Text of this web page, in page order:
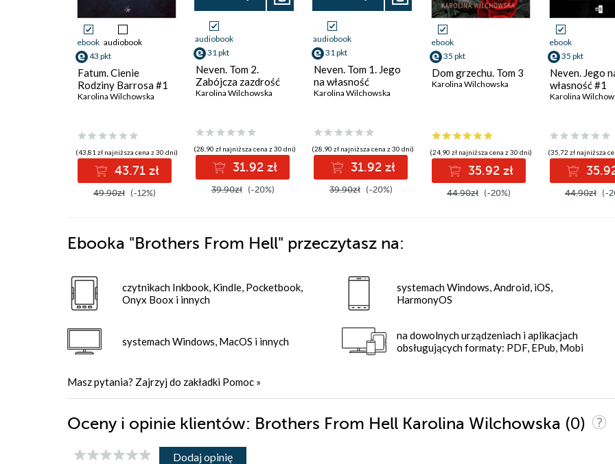
ebook audiobook
43 pkt
Fatum. Cienie
Rodziny Barrosa #1
Karolina Wilchowska
(43,81 zł najniższa cena z 30 dni)
43.71 zł
49.90zł (-12%)
audiobook
31 pkt
Neven. Tom 2.
Zabójcza zazdrość
Karolina Wilchowska
(28,90 zł najniższa cena z 30 dni)
31.92 zł
39.90zł (-20%)
audiobook
31 pkt
Neven. Tom 1. Jego
na własność
Karolina Wilchowska
(28,90 zł najniższa cena z 30 dni)
31.92 zł
39.90zł (-20%)
ebook
35 pkt
Dom grzechu. Tom 3
Karolina Wilchowska
(24,90 zł najniższa cena z 30 dni)
35.92 zł
44.90zł (-20%)
ebook
35 pkt
Neven. Jego
własność #1
Karolina
(35,72 zł najniższa
44.90zł (-
Ebooka "Brothers From Hell" przeczytasz na:
czytnikach Inkbook, Kindle, Pocketbook,
Onyx Boox i innych
systemach Windows, MacOS i innych
systemach Windows, Android, iOS,
HarmonyOS
na dowolnych urządzeniach i aplikacjach
obsługujących formaty: PDF, EPub, Mobi
Masz pytania? Zajrzyj do zakładki Pomoc »
Oceny i opinie klientów: Brothers From Hell Karolina Wilchowska (0)
Dodaj opinię